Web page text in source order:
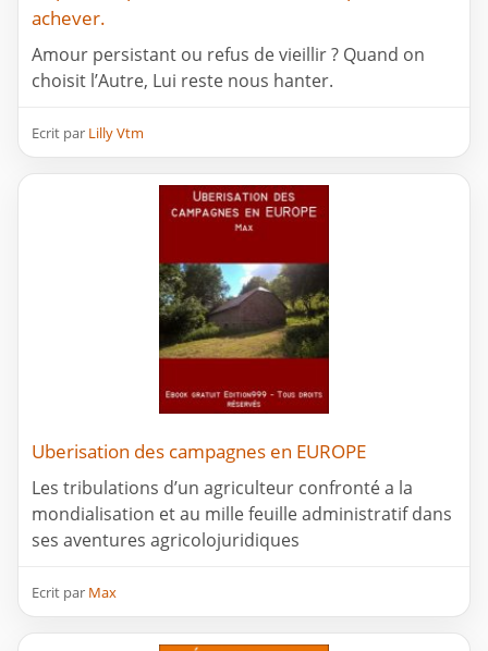
achever.
Amour persistant ou refus de vieillir ? Quand on
choisit l’Autre, Lui reste nous hanter.
Ecrit par Lilly Vtm
Uberisation des campagnes en EUROPE
Les tribulations d’un agriculteur confronté a la
mondialisation et au mille feuille administratif dans
ses aventures agricolojuridiques
Ecrit par Max